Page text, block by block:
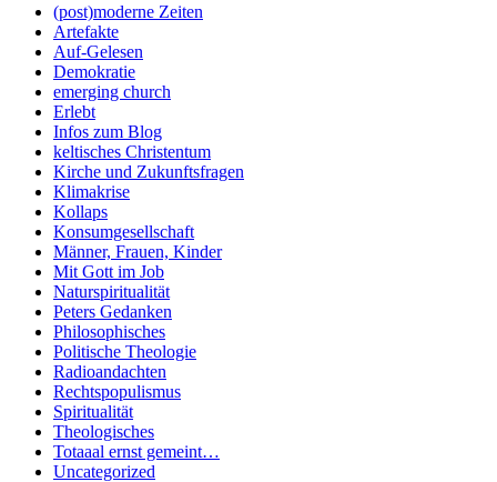
(post)moderne Zeiten
Artefakte
Auf-Gelesen
Demokratie
emerging church
Erlebt
Infos zum Blog
keltisches Christentum
Kirche und Zukunftsfragen
Klimakrise
Kollaps
Konsumgesellschaft
Männer, Frauen, Kinder
Mit Gott im Job
Naturspiritualität
Peters Gedanken
Philosophisches
Politische Theologie
Radioandachten
Rechtspopulismus
Spiritualität
Theologisches
Totaaal ernst gemeint…
Uncategorized